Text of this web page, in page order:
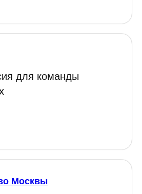
для команды
Москвы